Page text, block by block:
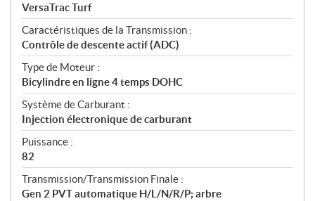
VersaTrac Turf
Caractéristiques de la Transmission :
Contrôle de descente actif (ADC)
Type de Moteur :
Bicylindre en ligne 4 temps DOHC
Système de Carburant :
Injection électronique de carburant
Puissance :
82
Transmission/Transmission Finale :
Gen 2 PVT automatique H/L/N/R/P; arbre